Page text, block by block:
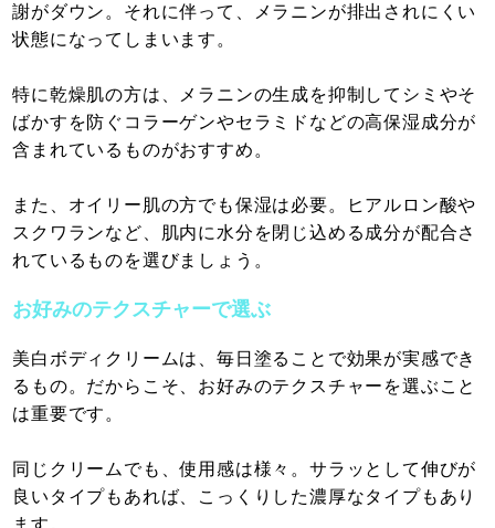
謝がダウン。それに伴って、メラニンが排出されにくい
状態になってしまいます。
特に乾燥肌の方は、メラニンの生成を抑制してシミやそ
ばかすを防ぐコラーゲンやセラミドなどの高保湿成分が
含まれているものがおすすめ。
また、オイリー肌の方でも保湿は必要。ヒアルロン酸や
スクワランなど、肌内に水分を閉じ込める成分が配合さ
れているものを選びましょう。
お好みのテクスチャーで選ぶ
美白ボディクリームは、毎日塗ることで効果が実感でき
るもの。だからこそ、お好みのテクスチャーを選ぶこと
は重要です。
同じクリームでも、使用感は様々。サラッとして伸びが
良いタイプもあれば、こっくりした濃厚なタイプもあり
ます。